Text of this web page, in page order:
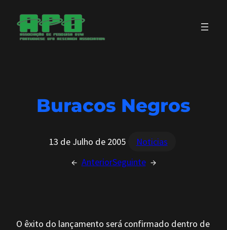
Saltar
para
Buracos Negros
13 de Julho de 2005
Noticias
← AnteriorSeguinte →
O êxito do lançamento será confirmado dentro de